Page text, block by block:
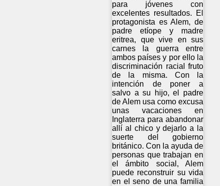
para jóvenes con
excelentes resultados. El
protagonista es Alem, de
padre etíope y madre
eritrea, que vive en sus
carnes la guerra entre
ambos países y por ello la
discriminación racial fruto
de la misma. Con la
intención de poner a
salvo a su hijo, el padre
de Alem usa como excusa
unas vacaciones en
Inglaterra para abandonar
allí al chico y dejarlo a la
suerte del gobierno
británico. Con la ayuda de
personas que trabajan en
el ámbito social, Alem
puede reconstruir su vida
en el seno de una familia